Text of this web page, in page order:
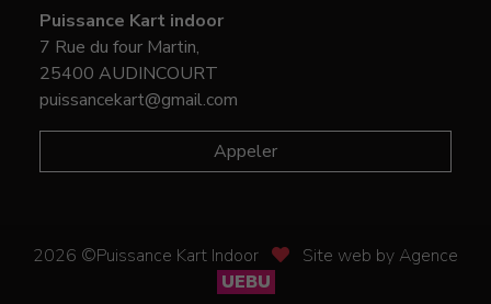
Puissance Kart indoor
7 Rue du four Martin,
25400 AUDINCOURT
puissancekart@gmail.com
Appeler
2026 ©Puissance Kart Indoor
Site web by Agence
UEBU